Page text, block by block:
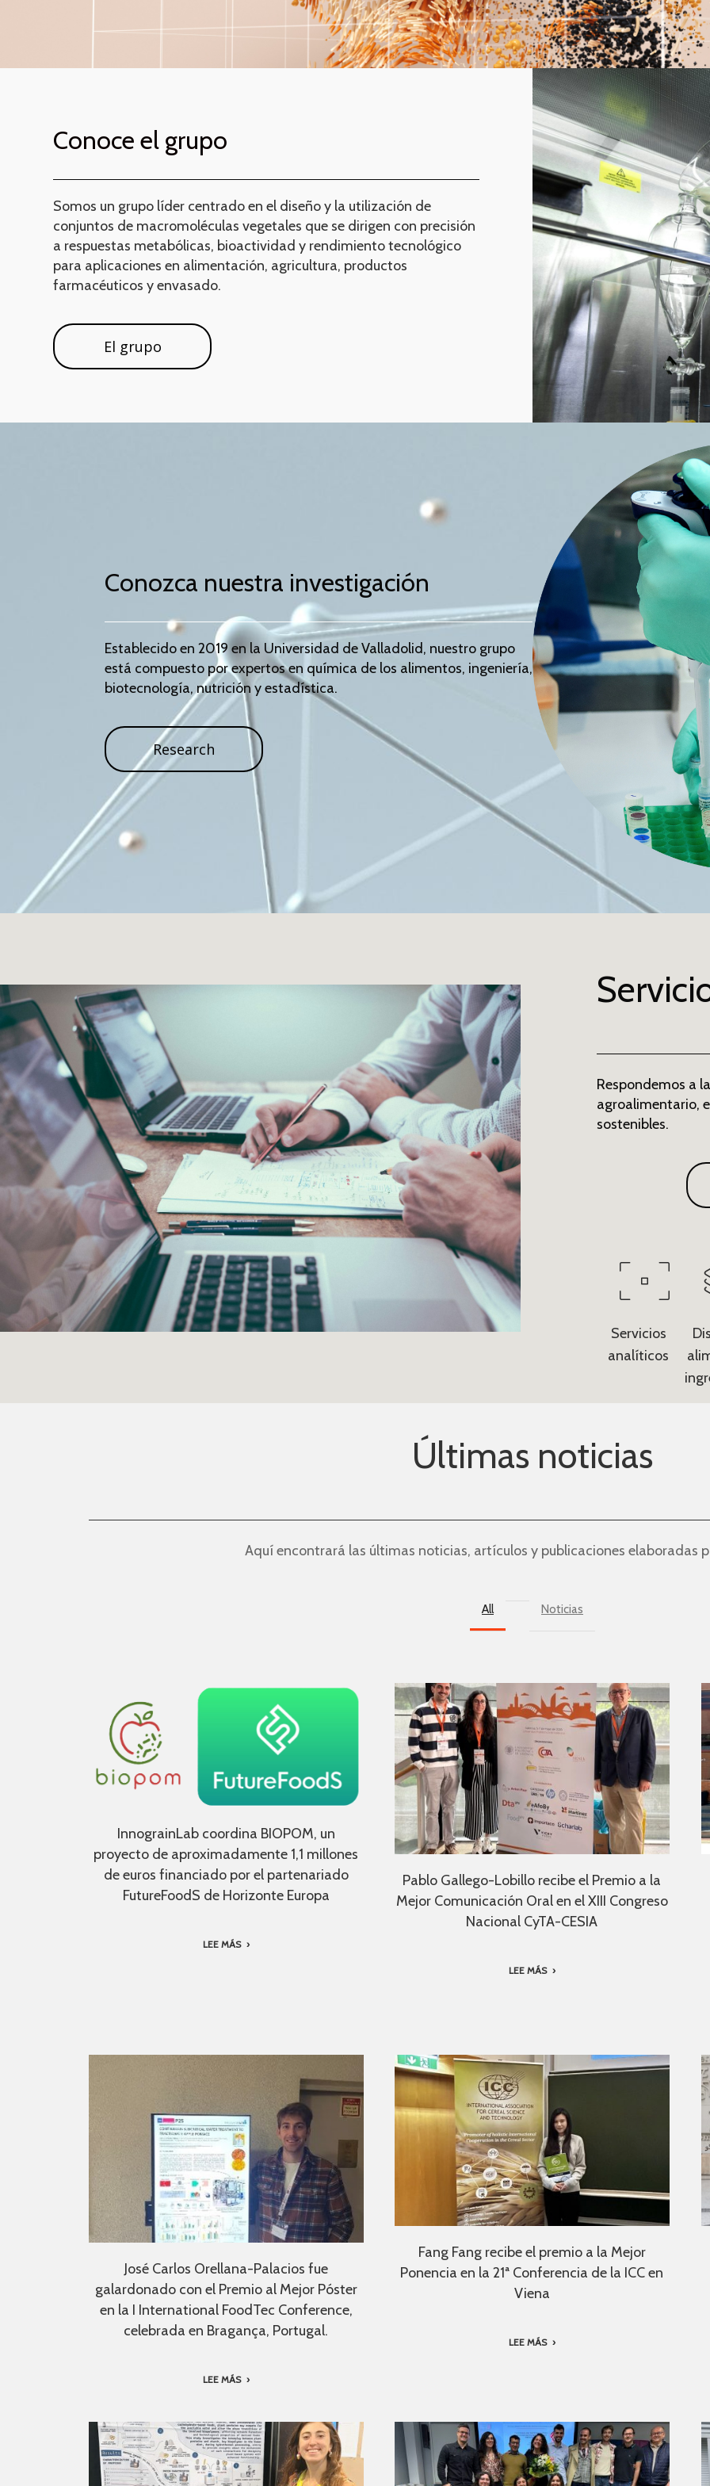
Conoce el grupo
Somos un grupo líder centrado en el diseño y la utilización de
conjuntos de macromoléculas vegetales que se dirigen con precisión
a respuestas metabólicas, bioactividad y rendimiento tecnológico
para aplicaciones en alimentación, agricultura, productos
farmacéuticos y envasado.
El grupo
Conozca nuestra investigación
Establecido en 2019 en la Universidad de Valladolid, nuestro grupo
está compuesto por expertos en química de los alimentos, ingeniería,
biotecnología, nutrición y estadística.
Research
Respondemos a
agroalimentario,
sostenibles.
Servicios
analíticos
Últimas noticias
Aquí encontrará las últimas noticias, artículos y publicaciones elaboradas
All Noticias
InnograinLab coordina BIOPOM, un
proyecto de aproximadamente 1,1 millones
de euros financiado por el partenariado
FutureFoodS de Horizonte Europa
LEE MÁS
Pablo Gallego-Lobillo recibe el Premio a la
Mejor Comunicación Oral en el XIII Congreso
Nacional CyTA-CESIA
LEE MÁS
José Carlos Orellana-Palacios fue
galardonado con el Premio al Mejor Póster
en la I International FoodTec Conference,
celebrada en Bragança, Portugal.
LEE MÁS
Fang Fang recibe el premio a la Mejor
Ponencia en la 21ª Conferencia de la ICC en
Viena
LEE MÁS